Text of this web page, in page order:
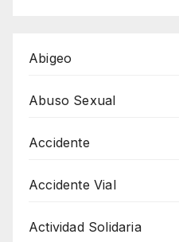
Abigeo
Abuso Sexual
Accidente
Accidente Vial
Actividad Solidaria